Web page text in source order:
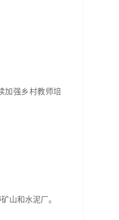
加强乡村教师培
山和水泥厂。